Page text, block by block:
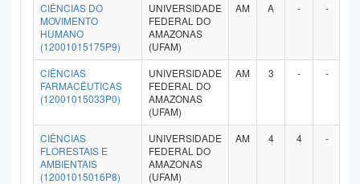
CIÊNCIAS DO
MOVIMENTO
HUMANO
(12001015175P9)
UNIVERSIDADE
FEDERAL DO
AMAZONAS
(UFAM)
AM A - -
CIÊNCIAS
FARMACÊUTICAS
(12001015033P0)
UNIVERSIDADE
FEDERAL DO
AMAZONAS
(UFAM)
AM 3 - -
CIÊNCIAS
FLORESTAIS E
AMBIENTAIS
(12001015016P8)
UNIVERSIDADE
FEDERAL DO
AMAZONAS
(UFAM)
AM 4 4 -